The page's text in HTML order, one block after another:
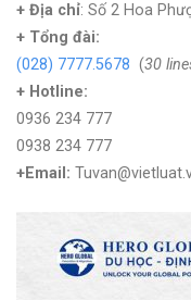
+ Địa chỉ: Số 2 Hoa
+ Tổng đài:
(028) 7777.5678 (30
+ Hotline:
0936 234 777
0938 234 777
+Email: